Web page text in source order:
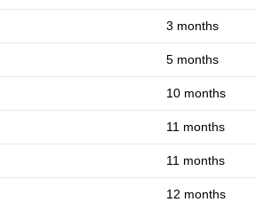
3 months
5 months
10 months
11 months
11 months
12 months